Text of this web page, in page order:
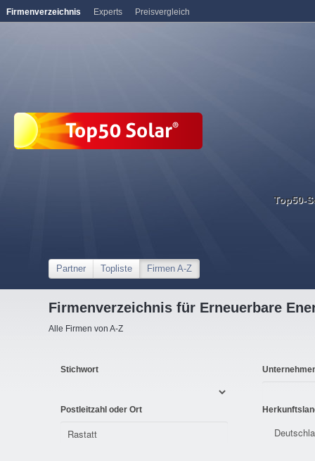
Top50-
Partner Topliste Firmen A-Z
Firmenverzeichnis für Erneuerbare
Alle Firmen von A-Z
Stichwort
Postleitzahl oder Ort
Firmenverzeichnis Experts Preisvergleich